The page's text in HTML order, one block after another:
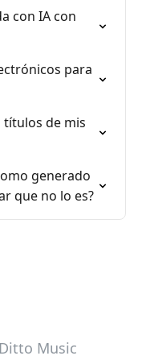
con IA con
para
títulos de mis
generado
que no lo es?